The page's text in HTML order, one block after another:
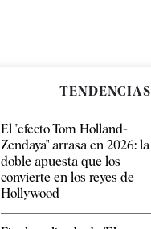
TENDENCIAS
El "efecto Tom Holland-
Zendaya" arrasa en 2026: la
doble apuesta que los
convierte en los reyes de
Hollywood